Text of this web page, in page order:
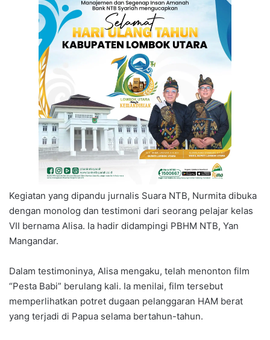
Kegiatan yang dipandu jurnalis Suara NTB, Nurmita dibuka
dengan monolog dan testimoni dari seorang pelajar kelas
VII bernama Alisa. Ia hadir didampingi PBHM NTB, Yan
Mangandar.
Dalam testimoninya, Alisa mengaku, telah menonton film
“Pesta Babi” berulang kali. Ia menilai, film tersebut
memperlihatkan potret dugaan pelanggaran HAM berat
yang terjadi di Papua selama bertahun-tahun.